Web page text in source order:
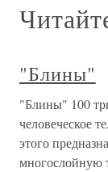
"Блины"
"Блины" 100
человеческое
этого
многослойную